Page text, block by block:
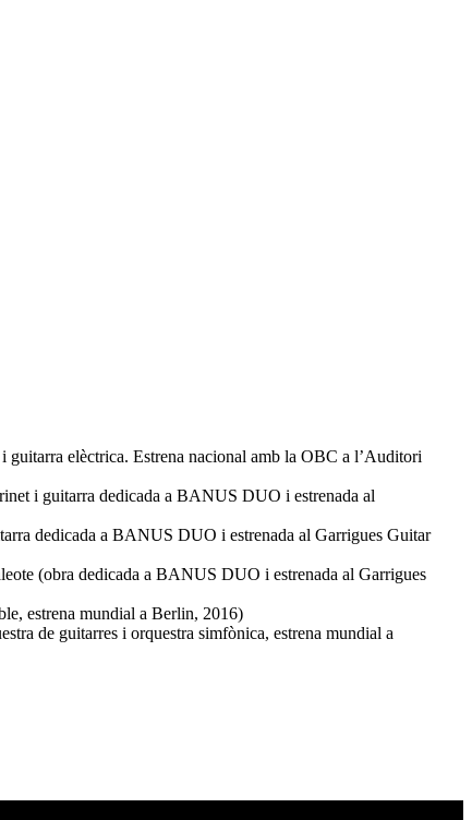
elèctrica. Estrena nacional amb la OBC a l’Auditori
i guitarra dedicada a BANUS DUO i estrenada al
dedicada a BANUS DUO i estrenada al Garrigues Guitar
(obra dedicada a BANUS DUO i estrenada al Garrigues
estrena mundial a Berlin, 2016)
de guitarres i orquestra simfònica, estrena mundial a